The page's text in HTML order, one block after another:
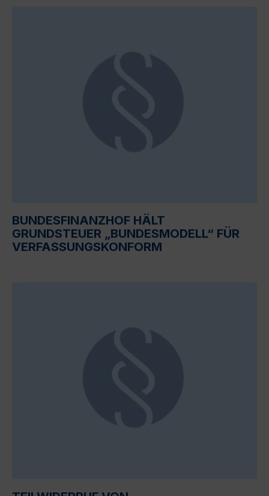
BUNDESFINANZHOF HÄLT
GRUNDSTEUER „BUNDESMODELL“ FÜR
VERFASSUNGSKONFORM